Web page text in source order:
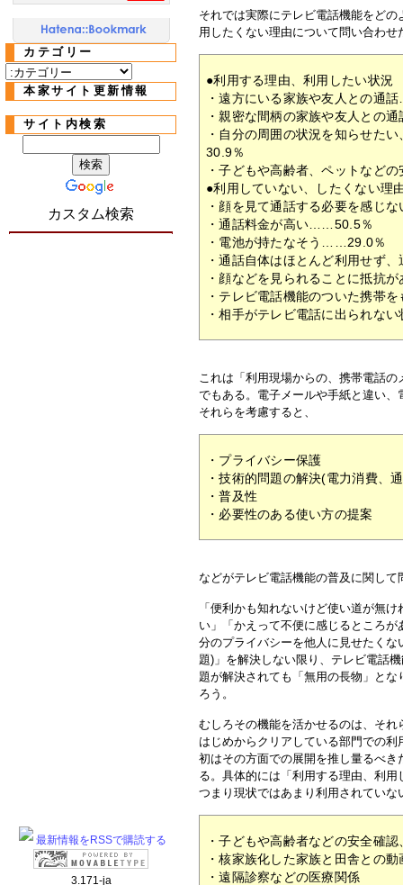
それでは実際にテレビ電話機能をど
用したくない理由について問い合わ
●利用する理由、利用したい状況
・遠方にいる家族や友人との通
・親密な間柄の家族や友人との
・自分の周囲の状況を知らせた
30.9％
・子どもや高齢者、ペットなど
●利用していない、したくない理
・顔を見て通話する必要を感じ
・通話料金が高い……50.5％
・電池が持たなそう……29.0％
・通話自体はほとんど利用せず
・顔などを見られることに抵抗
・テレビ電話機能のついた携帯
・相手がテレビ電話に出られな
これは「利用現場からの、携帯電話
でもある。電子メールや手紙と違い
それらを考慮すると、
・プライバシー保護
・技術的問題の解決(電力消費、
・普及性
・必要性のある使い方の提案
などがテレビ電話機能の普及に関し
「便利かも知れないけど使い道が無け
い」「かえって不便に感じるところが
分のプライバシーを他人に見せたくな
題)」を解決しない限り、テレビ電話
題が解決されても「無用の長物」とな
ろう。
むしろその機能を活かせるのは、それ
はじめからクリアしている部門での利
初はその方面での展開を推し量るべき
る。具体的には「利用する理由、利
つまり現状ではあまり利用されていな
・子どもや高齢者などの安全確
・核家族化した家族と田舎との
・遠隔診察などの医療関係
カテゴリー
本家サイト更新情報
サイト内検索
カスタム検索
最新情報をRSSで購読する
3.171-ja